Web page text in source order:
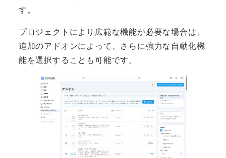
す。
プロジェクトにより広範な機能が必要な場合は、
追加のアドオンによって、さらに強力な自動化機
能を選択することも可能です。